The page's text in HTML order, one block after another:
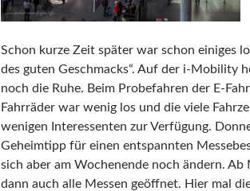
Schon kurze Zeit später war schon einiges
des guten Geschmacks“. Auf der i-Mobility
noch die Ruhe. Beim Probefahren der E-
Fahrräder war wenig los und die viele
wenigen Interessenten zur Verfügung.
Geheimtipp für einen entspannten
sich aber am Wochenende noch ändern. Ab
dann auch alle Messen geöffnet. Hier mal